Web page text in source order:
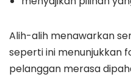
Alih-alih menawarkan
seperti ini menunjukkan
pelanggan merasa